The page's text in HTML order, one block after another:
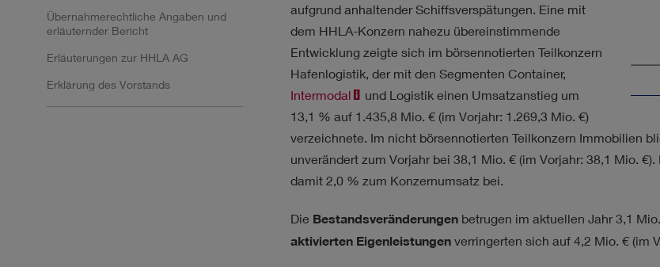
Übernahmerechtliche Angaben und
erläuternder Bericht
Erläuterungen zur HHLA AG
Erklärung des Vorstands
aufgrund anhaltender Schiffsverspätungen. Eine mit
dem HHLA-Konzern nahezu übereinstimmende
Entwicklung zeigte sich im börsennotierten Teilkonzern
Hafenlogistik, der mit den Segmenten Container,
Intermodal
und Logistik einen Umsatzanstieg um
13,1 % auf 1.435,8 Mio. €(im Vorjahr: 1.269,3 Mio. €)
verzeichnete. Im nicht börsennotierten Teilkonzern Immobilien
unverändert zum Vorjahr bei 38,1 Mio. €(im Vorjahr: 38,1 Mio. €).
damit 2,0 % zum Konzernumsatz bei.
Die Bestandsveränderungenbetrugen im aktuellen Jahr3,1
aktivierten Eigenleistungenverringerten sich auf 4,2 Mio. €(im